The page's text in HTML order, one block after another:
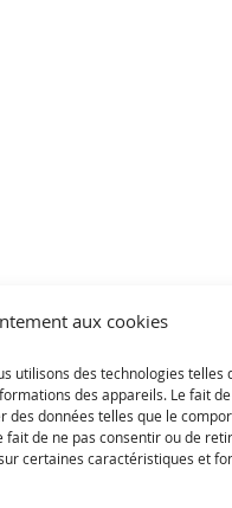
aux cookies
utilisons des technologies telles
des appareils. Le fait
données telles que le
fait de ne pas consentir ou de
certaines caractéristiques et